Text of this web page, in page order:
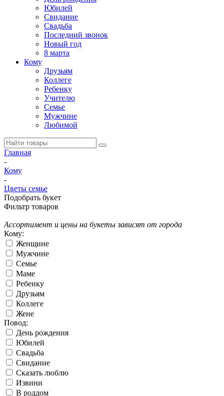
Юбилей
Свидание
Свадьба
Последний звонок
Новый год
8 марта
Кому
Друзьям
Коллеге
Ребенку
Учителю
Семье
Мужчине
Любимой
Главная
-
Кому
-
Цветы семье
Подобрать букет
Фильтр товаров
Ассортимент и цены на букеты зависят от города
Кому:
Женщине
Мужчине
Семье
Маме
Ребенку
Друзьям
Коллеге
Жене
Повод:
День рождения
Юбилей
Свадьба
Свидание
Сказать люблю
Извини
В роддом